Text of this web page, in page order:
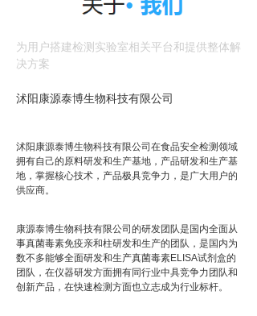
为用户搭建检测实验室相关平台和提供整体解
决方案
沭阳康源泰博生物科技有限公司
沭阳康源泰博生物科技有限公司在食品安全检测领域
拥有自己的原料研发和生产基地，产品研发和生产基
地，掌握核心技术，产品极具竞争力，是广大用户的
供应商。
康源泰博生物科技有限公司的研发团队是国内全面从
事真菌毒素免疫亲和柱研发和生产的团队，是国内为
数不多能够全面研发和生产真菌毒素ELISA试剂盒的
团队，在仪器研发方面拥有同行业中具竞争力团队和
创新产品，在快速检测方面也立志成为行业标杆。